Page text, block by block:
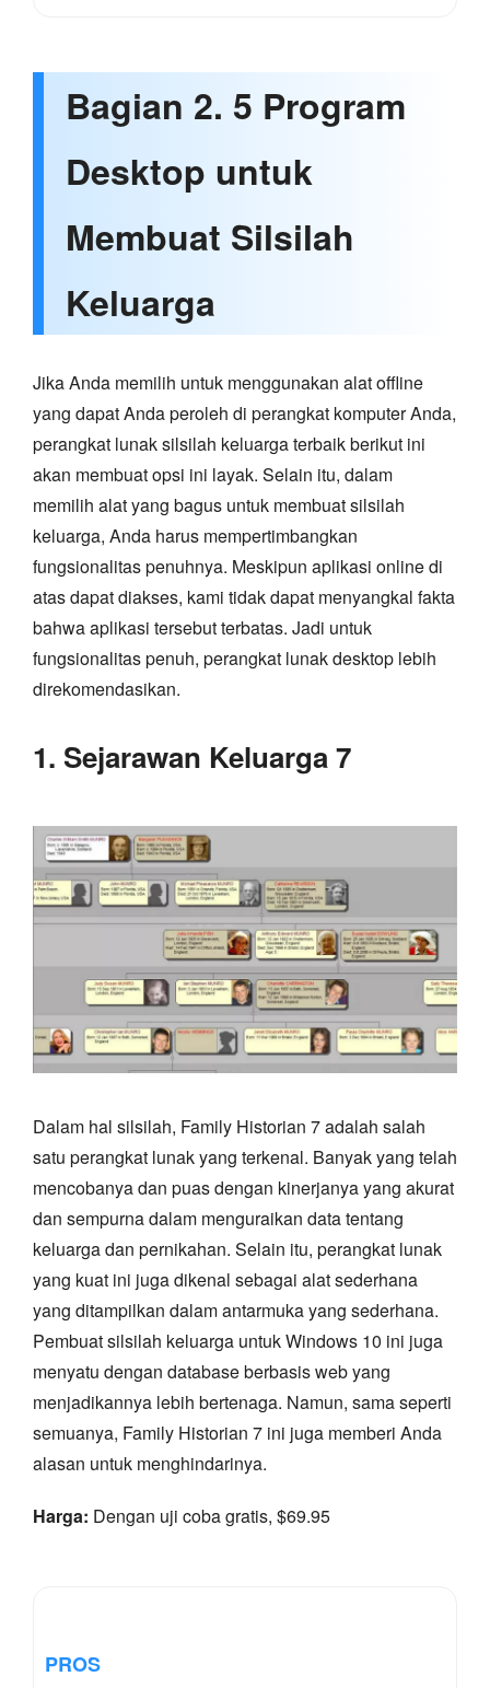
Bagian 2. 5 Program
Desktop untuk
Membuat Silsilah
Keluarga
Jika Anda memilih untuk menggunakan alat offline
yang dapat Anda peroleh di perangkat komputer Anda,
perangkat lunak silsilah keluarga terbaik berikut ini
akan membuat opsi ini layak. Selain itu, dalam
memilih alat yang bagus untuk membuat silsilah
keluarga, Anda harus mempertimbangkan
fungsionalitas penuhnya. Meskipun aplikasi online di
atas dapat diakses, kami tidak dapat menyangkal fakta
bahwa aplikasi tersebut terbatas. Jadi untuk
fungsionalitas penuh, perangkat lunak desktop lebih
direkomendasikan.
1. Sejarawan Keluarga 7
Dalam hal silsilah, Family Historian 7 adalah salah
satu perangkat lunak yang terkenal. Banyak yang telah
mencobanya dan puas dengan kinerjanya yang akurat
dan sempurna dalam menguraikan data tentang
keluarga dan pernikahan. Selain itu, perangkat lunak
yang kuat ini juga dikenal sebagai alat sederhana
yang ditampilkan dalam antarmuka yang sederhana.
Pembuat silsilah keluarga untuk Windows 10 ini juga
menyatu dengan database berbasis web yang
menjadikannya lebih bertenaga. Namun, sama seperti
semuanya, Family Historian 7 ini juga memberi Anda
alasan untuk menghindarinya.
Harga: Dengan uji coba gratis, $69.95
PROS